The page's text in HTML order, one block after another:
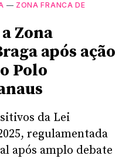
— ZONA FRANCA DE
Zona
após ação
Polo
da Lei
regulamentada
após amplo debate